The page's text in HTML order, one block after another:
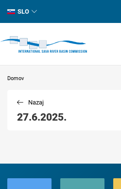
SLO
Domov
27.6.2025.
Nazaj